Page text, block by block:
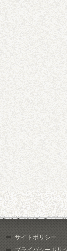
サイトポリシー
プライバシーポリ